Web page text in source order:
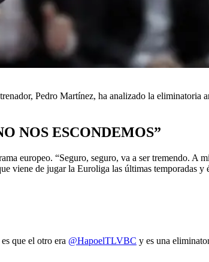
Pedro Martínez, ha analizado la eliminatoria
NOS ESCONDEMOS”
europeo. “Seguro, seguro, va a ser tremendo. A
viene de jugar la Euroliga las últimas temporadas y
que el otro era @HapoelTLVBC y es una